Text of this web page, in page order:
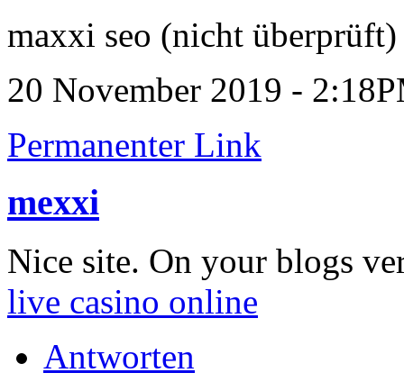
maxxi seo (nicht überprüft)
20 November 2019 -
Permanenter Link
mexxi
Nice site. On your blogs
live casino online
Antworten